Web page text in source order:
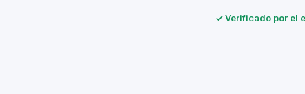
✓ Verificado por el